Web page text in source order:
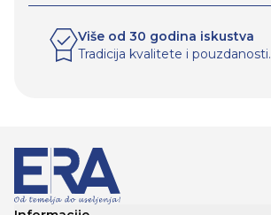
Više od 30 godina iskustva
Tradicija kvalitete i pouzdanosti.